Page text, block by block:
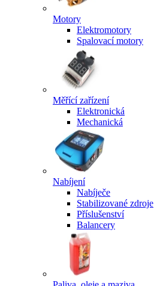
Motory
Elektromotory
Spalovací motory
Měřící zařízení
Elektronická
Mechanická
Nabíjení
Nabíječe
Stabilizované zdroje
Příslušenství
Balancery